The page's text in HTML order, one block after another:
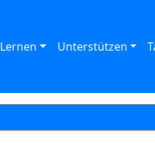
Lernen Unterstützen